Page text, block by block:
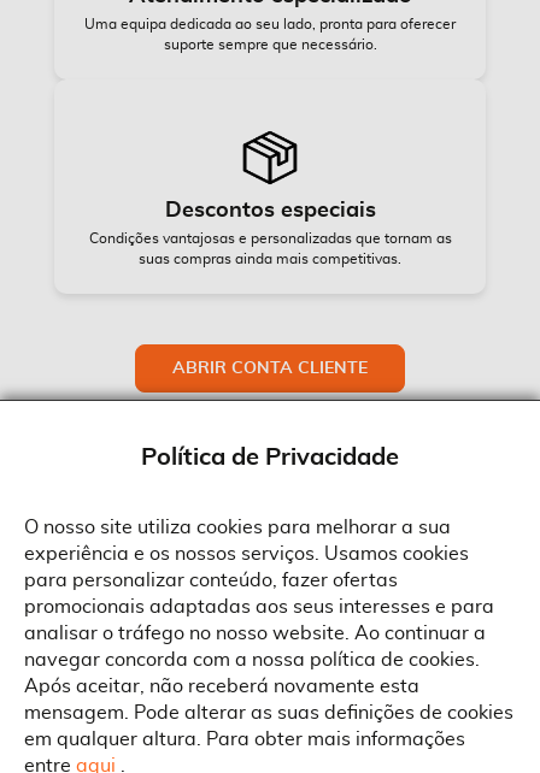
Uma equipa dedicada ao seu lado, pronta para oferecer
suporte sempre que necessário.
Descontos especiais
Condições vantajosas e personalizadas que tornam as
suas compras ainda mais competitivas.
ABRIR CONTA CLIENTE
Política de Privacidade
O nosso site utiliza cookies para melhorar a sua
experiência e os nossos serviços. Usamos cookies
para personalizar conteúdo, fazer ofertas
promocionais adaptadas aos seus interesses e para
analisar o tráfego no nosso website. Ao continuar a
navegar concorda com a nossa política de cookies.
Após aceitar, não receberá novamente esta
mensagem. Pode alterar as suas definições de cookies
em qualquer altura. Para obter mais informações
entre aqui
Sobre a Suprides
Quem Somos
Informações
Termos e Condições
Condições Gerais de Venda
Serviço Pós-Venda
Contactos
Morada
Rua Gonçalves Zarco, 1837
Política de Cookies
Ao aceitar a política de cookies da Suprides deverá ter em consideração
que a utilização de cookies possibilita a personalização da utilização e a
apresentação de serviços e ofertas adaptadas ao seu interesses. Pode
alterar as suas definições de cookies a qualquer altura.